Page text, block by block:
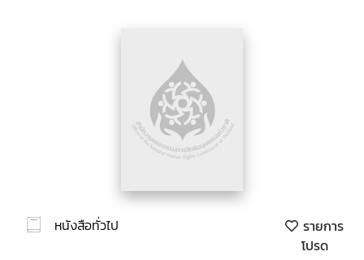
หนังสือทั่วไป
รายการ
โปรด